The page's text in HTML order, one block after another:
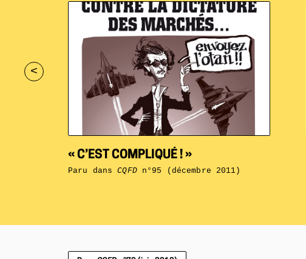
<
« C’EST COMPLIQUÉ ! »
Paru dansCQFDn°95 (décembre 2011)